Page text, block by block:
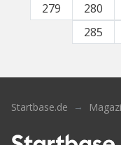
279
280
285
Startbase.de